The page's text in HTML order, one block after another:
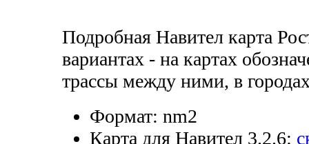
Подробная Навител карта
вариантах - на картах
трассы между ними, в
Формат: nm2
Карта для Навител 3.2.6: